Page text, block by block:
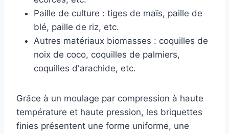
Paille de culture : tiges de maïs, paille de
blé, paille de riz, etc.
Autres matériaux biomasses : coquilles de
noix de coco, coquilles de palmiers,
coquilles d'arachide, etc.
Grâce à un moulage par compression à haute
température et haute pression, les briquettes
finies présentent une forme uniforme, une